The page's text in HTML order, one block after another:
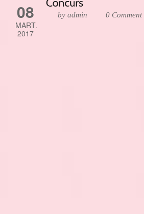
08
MART.
2017
by admin 0 Comment